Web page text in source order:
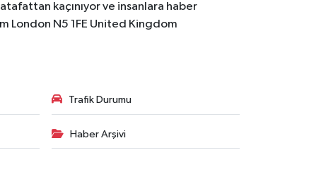
kaçınıyor ve insanlara haber
London N5 1FE United Kingdom
Trafik Durumu
Haber Arşivi